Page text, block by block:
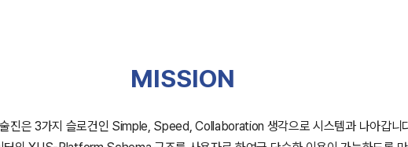
MISSION
진은 3가지 슬로건인 Simple, Speed, Collaboration 생각으로 시스템과 나아갑니